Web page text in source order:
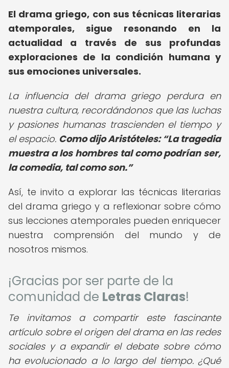
El drama griego, con sus técnicas literarias
atemporales, sigue resonando en la
actualidad a través de sus profundas
exploraciones de la condición humana y
sus emociones universales.
La influencia del drama griego perdura en
nuestra cultura, recordándonos que las luchas
y pasiones humanas trascienden el tiempo y
el espacio. Como dijo Aristóteles: La tragedia
muestra a los hombres tal como podrían ser,
la comedia, tal como son.
Así, te invito a explorar las técnicas literarias
del drama griego y a reflexionar sobre cómo
sus lecciones atemporales pueden enriquecer
nuestra comprensión del mundo y de
nosotros mismos.
¡Gracias por ser parte de la
comunidad de Letras Claras!
Te invitamos a compartir este fascinante
artículo sobre el origen del drama en las redes
sociales y a expandir el debate sobre cómo
ha evolucionado a lo largo del tiempo. ¿Qué